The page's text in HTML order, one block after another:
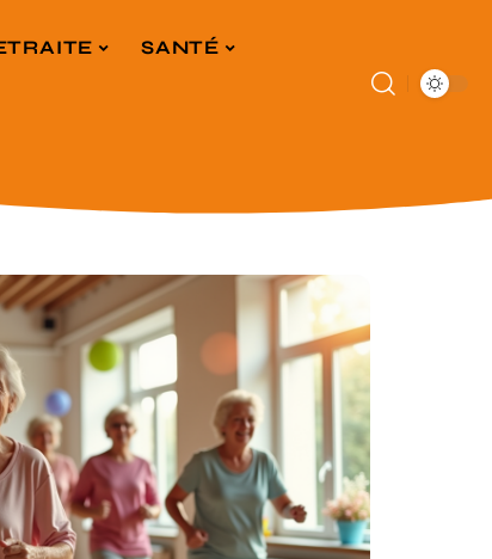
SANTÉ